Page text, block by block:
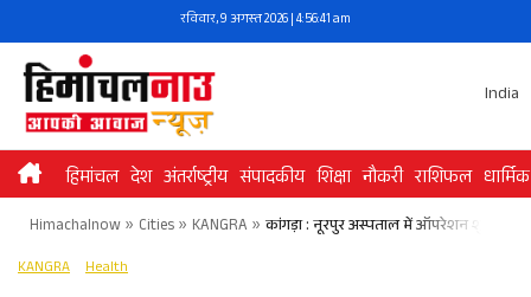
to
content
रविवार, 9 अगस्त 2026 | 4:56:41 am
India
हिमांचल देश अंतर्राष्ट्रीय संपादकीय शिक्षा नौकरी राशिफल धार्मिक
Himachalnow» Cities» KANGRA » कांगड़ा : नूरपुर अस्पताल में ऑपरेशन शुरू,
KANGRA Health